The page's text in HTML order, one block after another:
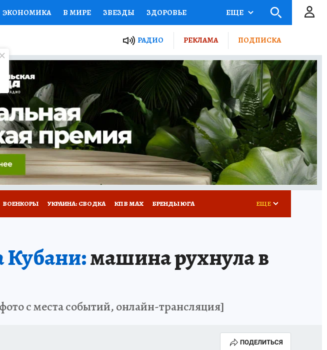
ЭКОНОМИКА В МИРЕ ЗВЕЗДЫ ЗДОРОВЬЕ
НАЦИОНАЛЬНЫЕ ПРОЕКТЫ РОССИИ
СЕМЬЯ ЖЕНСКИЕ СЕКРЕТЫ ПУТЕВОДИТЕЛЬ
СПЕЦПРОЕКТЫ ДЕФИЦИТ ЖЕЛЕЗА ТУРИЗМ
РАБОТА У НАС ГИД ПОТРЕБИТЕЛЯ РЕКЛАМА
ЕЩЕ
РАДИО РЕКЛАМА ПОДПИСКА
ВОЕНКОРЫ УКРАИНА: СВОДКА КП В МАХ БРЕНДЫ ЮГА ЕЩЕ
Кубани:машина рухнула в
с места событий, онлайн-трансляция]
ПОДЕЛИТЬСЯ